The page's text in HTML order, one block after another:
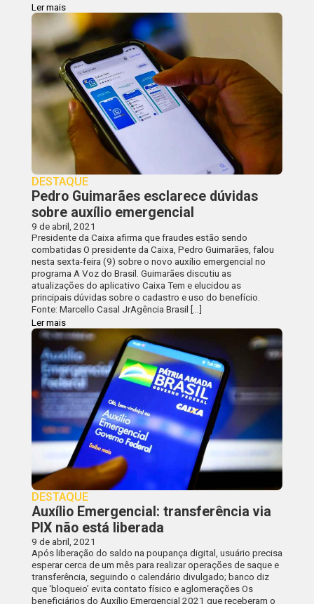
Ler mais
DESTAQUE
Pedro Guimarães esclarece dúvidas
sobre auxílio emergencial
9 de abril, 2021
Presidente da Caixa afirma que fraudes estão sendo
combatidas O presidente da Caixa, Pedro Guimarães, falou
nesta sexta-feira (9) sobre o novo auxílio emergencial no
programa A Voz do Brasil. Guimarães discutiu as
atualizações do aplicativo Caixa Tem e elucidou as
principais dúvidas sobre o cadastro e uso do benefício.
Fonte: Marcello Casal JrAgência Brasil […]
Ler mais
DESTAQUE
Auxílio Emergencial: transferência via
PIX não está liberada
9 de abril, 2021
Após liberação do saldo na poupança digital, usuário precisa
esperar cerca de um mês para realizar operações de saque e
transferência, seguindo o calendário divulgado; banco diz
que ‘bloqueio’ evita contato físico e aglomerações Os
beneficiários do Auxílio Emergencial 2021 que receberam o